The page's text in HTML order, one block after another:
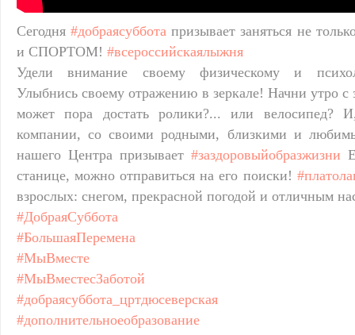
Сегодня#добраясуббота призывает заняться не
и СПОРТОМ! #всероссийскаялыжня
Удели внимание своему физическому и
Улыбнись своему отражению в зеркале! Начни утро
может пора достать ролики?... или велосипед?
компании, со своими родными, близкими и
нашего Центра призывает #заздоровыйобразжизни
станице, можно отправиться на его поиски!
взрослых: снегом, прекрасной погодой и отличным
#ДобраяСуббота
#БольшаяПеремена
#МыВместе
#МыВместесЗаботой
#добраясуббота_цртдюсеверская
#дополнительноеобразование